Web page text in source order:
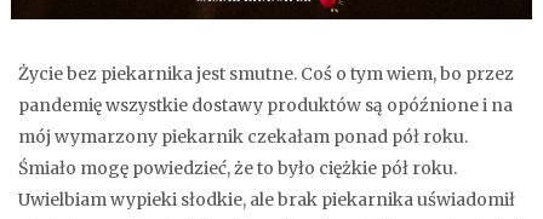
Życie bez piekarnika jest smutne. Coś o tym wiem, bo przez
pandemię wszystkie dostawy produktów są opóźnione i na
mój wymarzony piekarnik czekałam ponad pół roku.
Śmiało mogę powiedzieć, że to było ciężkie pół roku.
Uwielbiam wypieki słodkie, ale brak piekarnika uświadomił